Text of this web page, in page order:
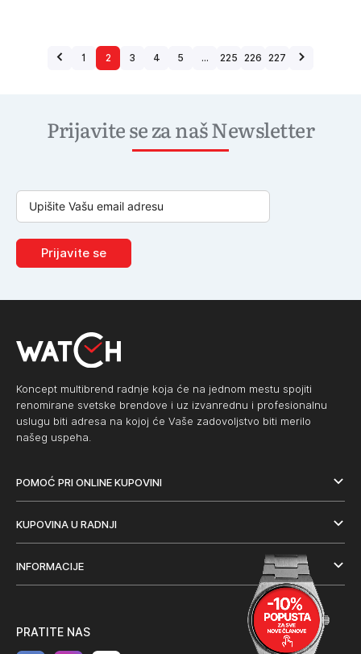
1 2 3 4 5 … 225 226 227
Prijavite se za naš Newsletter
Prijavite se
Koncept multibrend radnje koja će na jednom mestu spojiti
renomirane svetske brendove i uz izvanrednu i profesionalnu
uslugu biti adresa na kojoj će Vaše zadovoljstvo biti merilo
našeg uspeha.
POMOĆ PRI ONLINE KUPOVINI
KUPOVINA U RADNJI
INFORMACIJE
PRATITE NAS